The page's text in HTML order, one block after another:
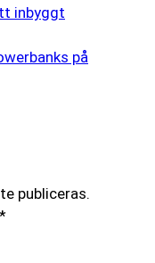
inbyggt
på
publiceras.
*